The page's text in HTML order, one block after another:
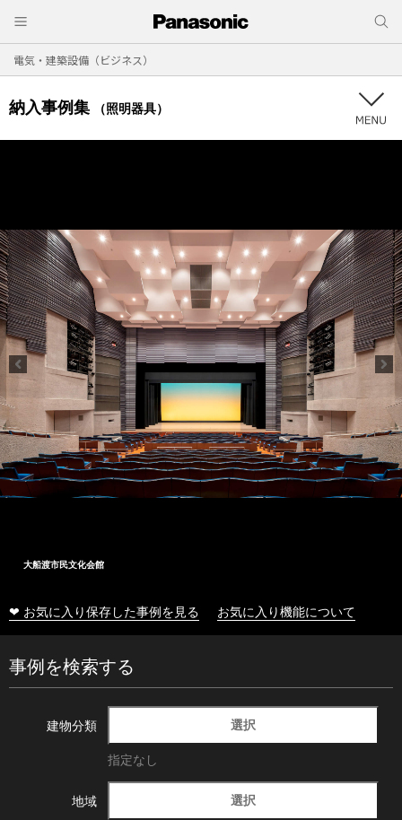
電気・建築設備（ビジネス）
納入事例集 （照明器具）
大船渡市民文化会館
❤ お気に入り保存した事例を見る お気に入り機能について
事例を検索する
建物分類 選択
指定なし
地域 選択